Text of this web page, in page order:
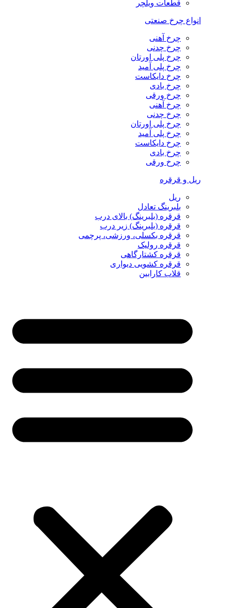
قطعات ویلچر
انواع چرخ صنعتی
چرخ آهنی
چرخ چدنی
چرخ پلی اورتان
چرخ پلی آمید
چرخ دایکاست
چرخ بادی
چرخ ورقی
چرخ آهنی
چرخ چدنی
چرخ پلی اورتان
چرخ پلی آمید
چرخ دایکاست
چرخ بادی
چرخ ورقی
ریل و قرقره
ریل
بلبرینگ تعادل
قرقره (بلبرینگ) بالای درب
قرقره (بلبرینگ) زیر درب
قرقره بکسلی، ورزشی، پرچمی
قرقره رولیک
قرقره کشتارگاهی
قرقره کشویی دیواری
قلاب کارابین